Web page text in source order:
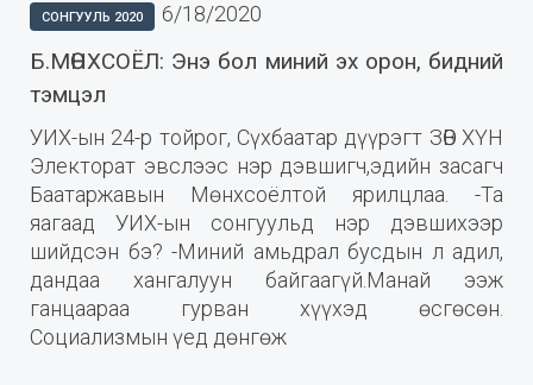
СОНГУУЛЬ 2020 6/18/2020
Б.МӨНХСОЁЛ: Энэ бол миний эх орон, бидний
тэмцэл
УИХ-ын 24-р тойрог, Сүхбаатар дүүрэгт ЗӨВ ХҮН
Электорат эвслээс нэр дэвшигч,эдийн засагч
Баатаржавын Мөнхсоёлтой ярилцлаа. -Та
яагаад УИХ-ын сонгуульд нэр дэвшихээр
шийдсэн бэ? -Миний амьдрал бусдын л адил,
дандаа хангалуун байгаагүй.Манай ээж
ганцаараа гурван хүүхэд өсгөсөн.
Социализмын үед дөнгөж